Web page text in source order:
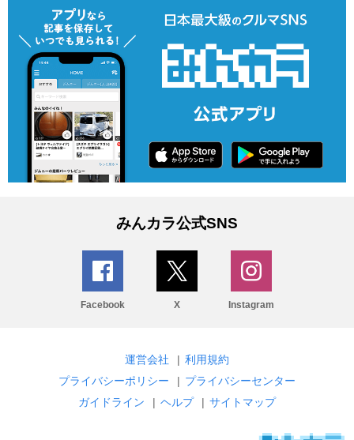
みんカラ公式SNS
Facebook X Instagram
運営会社 | 利用規約
プライバシーポリシー
| プライバシーセンター
ガイドライン
| ヘルプ | サイトマップ